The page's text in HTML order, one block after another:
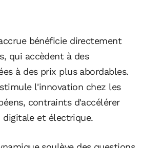
bénéficie directement
qui accèdent à des
à des prix plus abordables.
l'innovation chez les
contraints d'accélérer
et électrique.